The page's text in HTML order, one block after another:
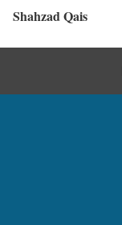
Shahzad Qais